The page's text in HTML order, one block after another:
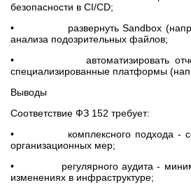
безопасности в CI/CD;
• развернуть Sandbox
анализа подозрительных файлов;
• автоматизировать
специализированные платформы
Выводы
Соответствие ФЗ 152 требует:
• комплексного подхода -
организационных мер;
• регулярного аудита -
изменениях в инфраструктуре;